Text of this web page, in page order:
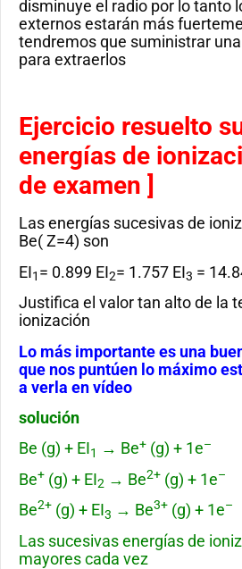
disminuye el radio por lo tanto
externos estarán más
tendremos que suministrar
para extraerlos
Ejercicio resuelto
energías de
de examen ]
Las energías sucesivas de
Be( Z=4) son
EI1 = 0.899 EI2= 1.757 EI3 =
Justifica el valor tan alto de la
ionización
Lo más importante es una
que nos puntúen lo máximo
a verla en vídeo
solución
Be (g) + EI1 → Be+ (g) + 1e–
Be+ (g) + EI2 → Be2+ (g) + 1e–
Be2+ (g) + EI3 → Be3+ (g) + 1e–
Las sucesivas energías de
mayores cada vez